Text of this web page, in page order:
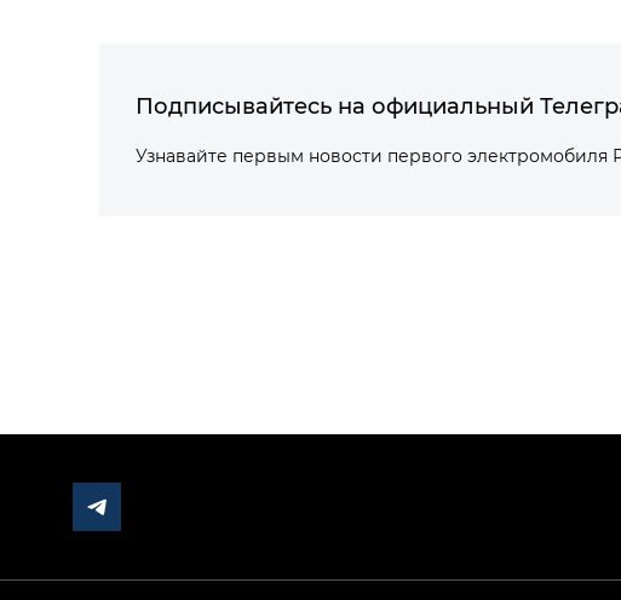
Подписывайтесь на официальный
Узнавайте первым новости первого электромобиля